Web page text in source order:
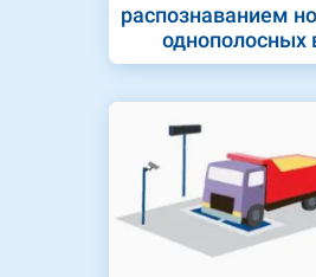
распознаванием
однополосных